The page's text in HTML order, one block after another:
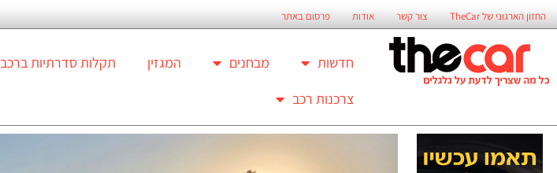
החזון הארגוני של TheCar צור קשר אודות פרסום באתר
חדשות מבחנים המגזין תקלות סדרתיות ברכב
צרכנות רכב